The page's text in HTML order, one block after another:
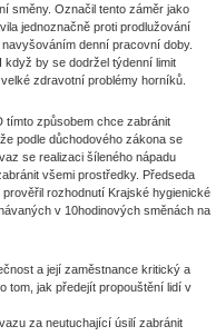
směny. Označil tento záměr jako
jednoznačně proti prodlužování
denní pracovní doby.
by se dodržel týdenní limit
zdravotní problémy horníků.
tímto způsobem chce zabránit
podle důchodového zákona se
se realizaci šíleného nápadu
všemi prostředky. Předseda
rozhodnutí Krajské hygienické
v 10hodinových směnách na
a její zaměstnance kritický a
tom, jak předejít propouštění lidí v
za neutuchající úsilí zabránit